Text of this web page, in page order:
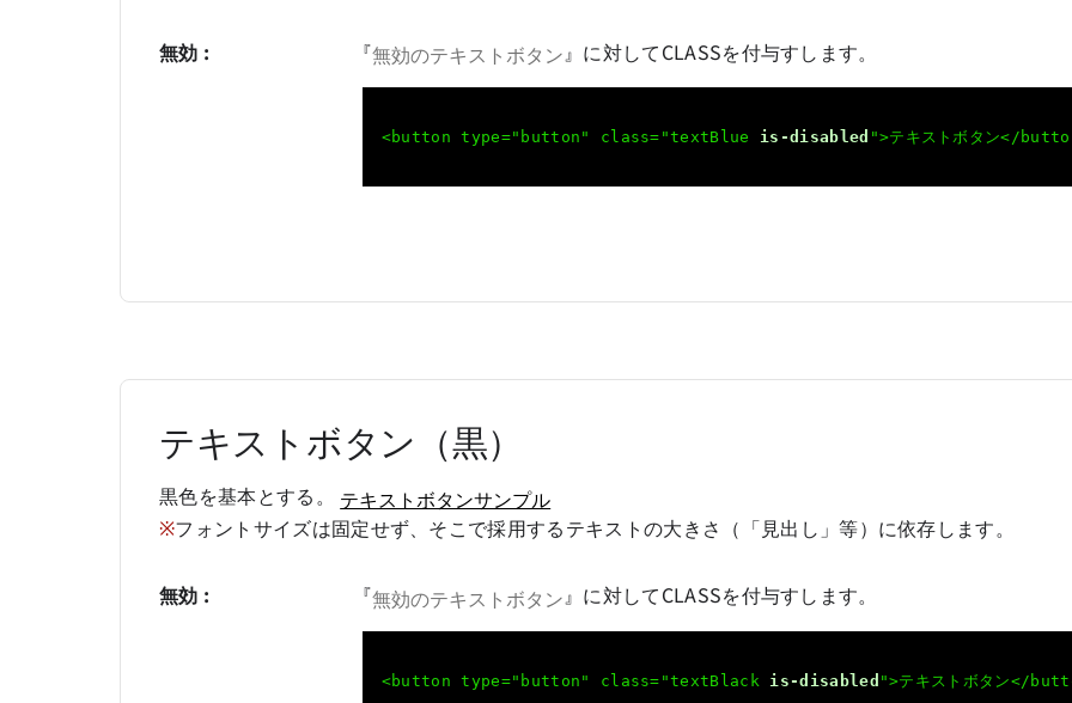
無効 : 『無効のテキストボタン 』に対してCLASSを付与すします。
<button type="button" class="textBlue is-disabled ">テキストボタン</
テキストボタン（黒）
黒色を基本とする。 テキストボタンサンプル
※フォントサイズは固定せず、そこで採用するテキストの大きさ（「見出し」等）に依存します。
無効 : 『無効のテキストボタン』に対してCLASSを付与すします。
<button type="button" class="textBlack is-disabled ">テキストボタン</